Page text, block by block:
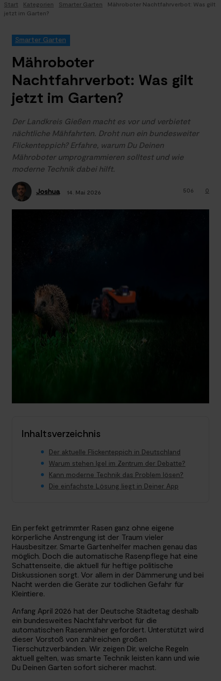
Start Kategorien Smarter Garten
Mähroboter Nachtfahrverbot: Was gilt
jetzt im Garten?
Smarter Garten
Mähroboter
Nachtfahrverbot: Was gilt
jetzt im Garten?
Der Landkreis Gießen macht es vor und verbietet
nächtliche Mähfahrten. Droht nun ein bundesweiter
Flickenteppich? Erfahre, warum Du Deinen
Mähroboter umprogrammieren solltest und wie
moderne Technik dabei hilft.
Joshua 14. Mai 2026 0
506
Inhaltsverzeichnis
Der aktuelle Flickenteppich in Deutschland
Warum stehen Igel im Zentrum der Debatte?
Kann moderne Technik das Problem lösen?
Die einfachste Lösung liegt in Deiner App
Ein perfekt getrimmter Rasen ganz ohne eigene
körperliche Anstrengung ist der Traum vieler
Hausbesitzer. Smarte Gartenhelfer machen genau das
möglich. Doch die automatische Rasenpflege hat eine
Schattenseite, die aktuell für heftige politische
Diskussionen sorgt. Vor allem in der Dämmerung und bei
Nacht werden die Geräte zur tödlichen Gefahr für
Kleintiere.
Anfang April 2026 hat der Deutsche Städtetag deshalb
ein bundesweites Nachtfahrverbot für die
automatischen Rasenmäher gefordert. Unterstützt wird
dieser Vorstoß von zahlreichen großen
Tierschutzverbänden. Wir zeigen Dir, welche Regeln
aktuell gelten, was smarte Technik leisten kann und wie
Du Deinen Garten sofort sicherer machst.